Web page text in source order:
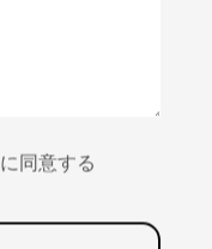
に同意する